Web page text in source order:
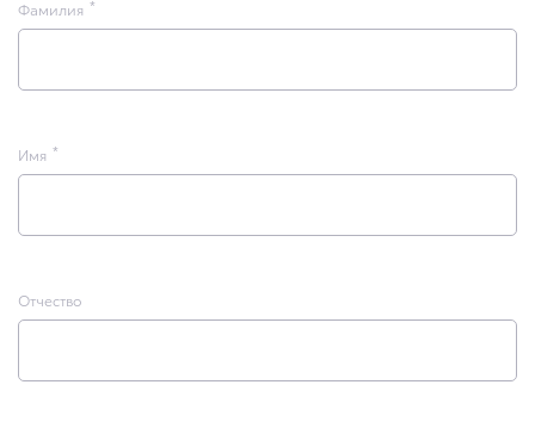
Фамилия
Имя
Отчество